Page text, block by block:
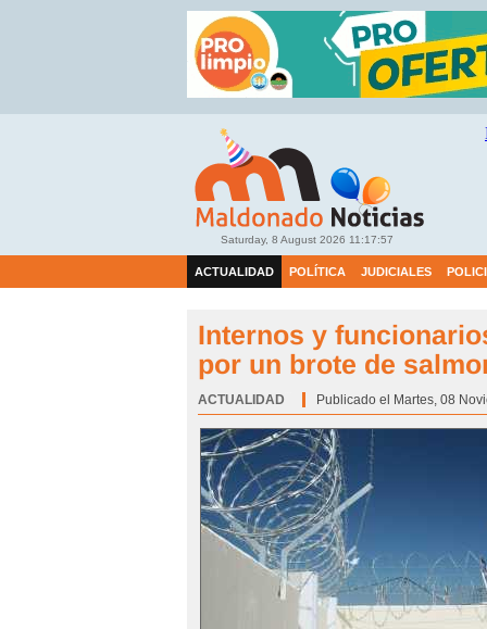
Saturday, 8 August 2026 11:17:58
ACTUALIDAD POLÍTICA JUDICIALES
Internos y
por un brote de
ACTUALIDAD Publicado el Martes, 08